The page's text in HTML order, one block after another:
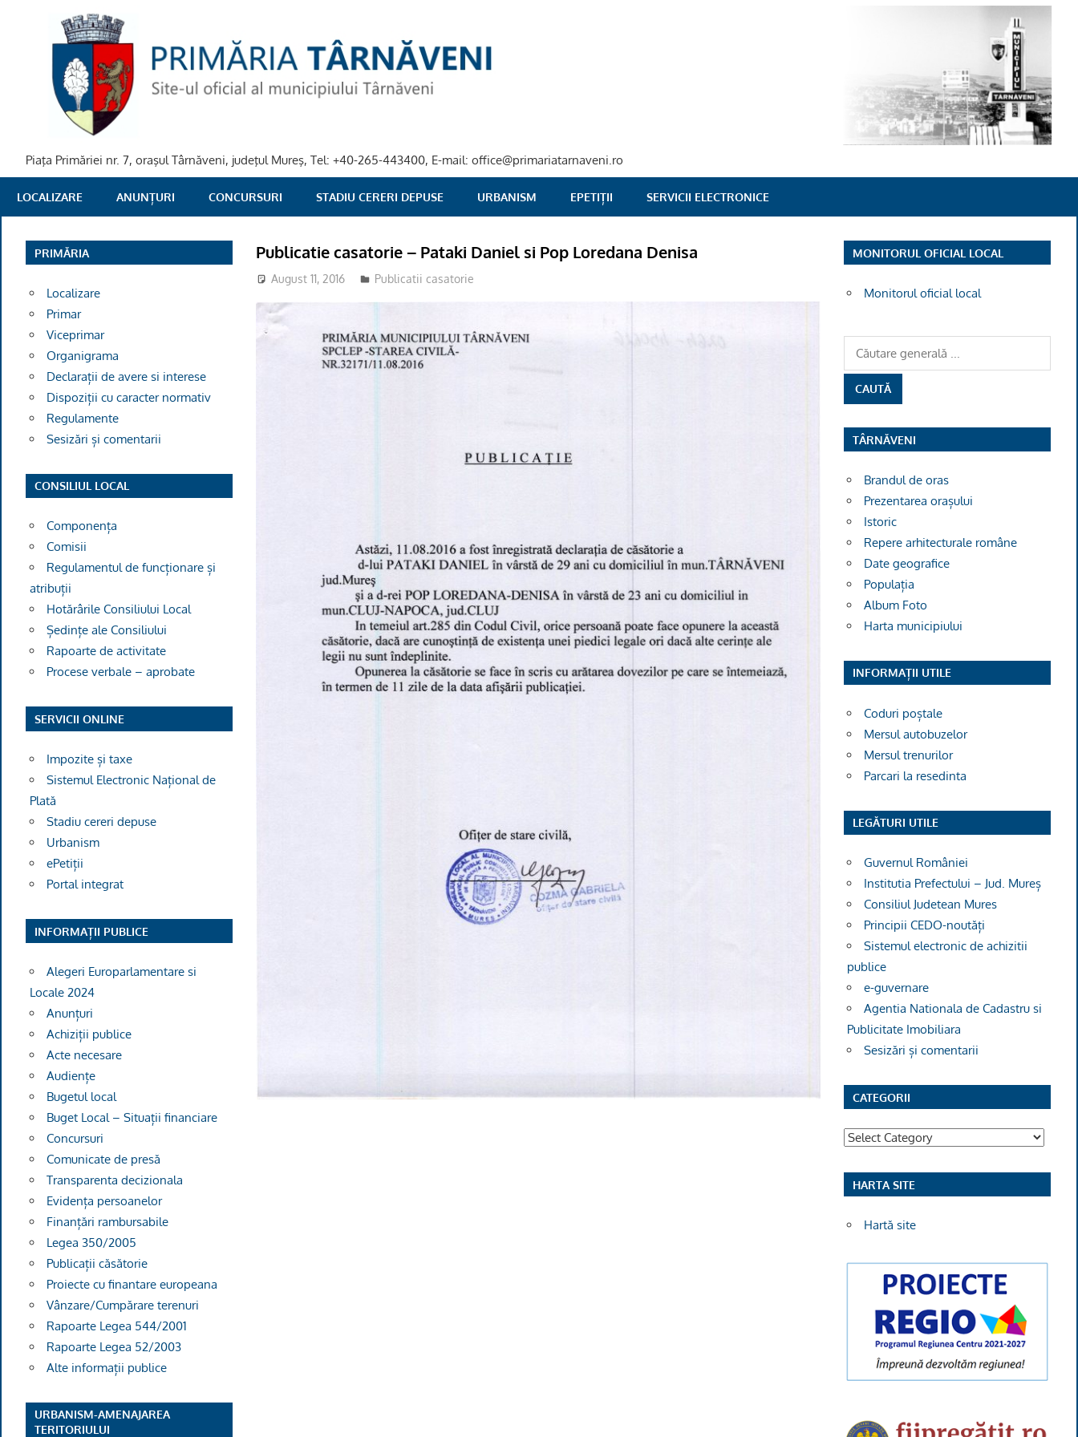
PRIMARIA
TARNAVENI
Piaţa Primăriei nr. 7, oraşul Târnăveni, judeţul Mureş, Tel: +40-265-443400, E-mail: office@primariatarnaveni.ro
LOCALIZARE ANUNȚURI CONCURSURI STADIU CERERI DEPUSE URBANISM EPETIȚII SERVICII ELECTRONICE
Publicatie casatorie – Pataki Daniel si Pop Loredana Denisa
August 11, 2016 Publicatii casatorie
PRIMĂRIA
Localizare
Primar
Viceprimar
Organigrama
Declarații de avere si interese
Dispoziții cu caracter normativ
Regulamente
Sesizări și comentarii
CONSILIUL LOCAL
Componența
Comisii
Regulamentul de funcționare și
atribuții
Hotărârile Consiliului Local
Ședințe ale Consiliului
Rapoarte de activitate
Procese verbale – aprobate
SERVICII ONLINE
Impozite și taxe
Sistemul Electronic Național de
Plată
Stadiu cereri depuse
Urbanism
ePetiții
Portal integrat
INFORMAȚII PUBLICE
Alegeri Europarlamentare si
Locale 2024
Anunțuri
Achiziții publice
Acte necesare
Audiențe
Bugetul local
Buget Local – Situații financiare
Concursuri
Comunicate de presă
Transparenta decizionala
Evidența persoanelor
Finanțări rambursabile
Legea 350/2005
Publicații căsătorie
Proiecte cu finantare europeana
Vânzare/Cumpărare terenuri
Rapoarte Legea 544/2001
Rapoarte Legea 52/2003
Alte informații publice
URBANISM-AMENAJAREA
TERITORIULUI
MONITORUL OFICIAL LOCAL
Monitorul oficial local
TÂRNĂVENI
Brandul de oras
Prezentarea orașului
Istoric
Repere arhitecturale române
Date geografice
Populația
Album Foto
Harta municipiului
INFORMAȚII UTILE
Coduri poștale
Mersul autobuzelor
Mersul trenurilor
Parcari la resedinta
LEGĂTURI UTILE
Guvernul României
Institutia Prefectului – Jud. Mureș
Consiliul Judetean Mures
Principii CEDO-noutăți
Sistemul electronic de achizitii
publice
e-guvernare
Agentia Nationala de Cadastru si
Publicitate Imobiliara
Sesizări și comentarii
CATEGORII
Categorii
HARTA SITE
Hartă site